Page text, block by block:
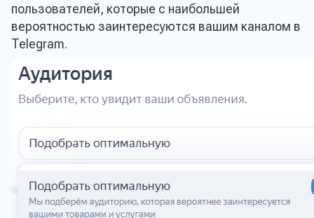
пользователей, которые с наибольшей
вероятностью заинтересуются вашим каналом в
Telegram.